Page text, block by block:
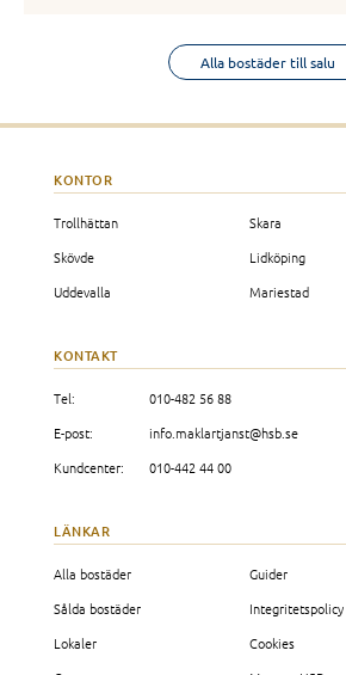
Alla bostäder till salu
KONTOR
Trollhättan
Skövde
Uddevalla
Skara
Lidköping
Mariestad
KONTAKT
Tel:
010-482 56 88
E-post:
info.maklartjanst@hsb.se
Kundcenter:
010-442 44 00
LÄNKAR
Alla bostäder
Sålda bostäder
Lokaler
Guider
Integritetspolicy
Cookies